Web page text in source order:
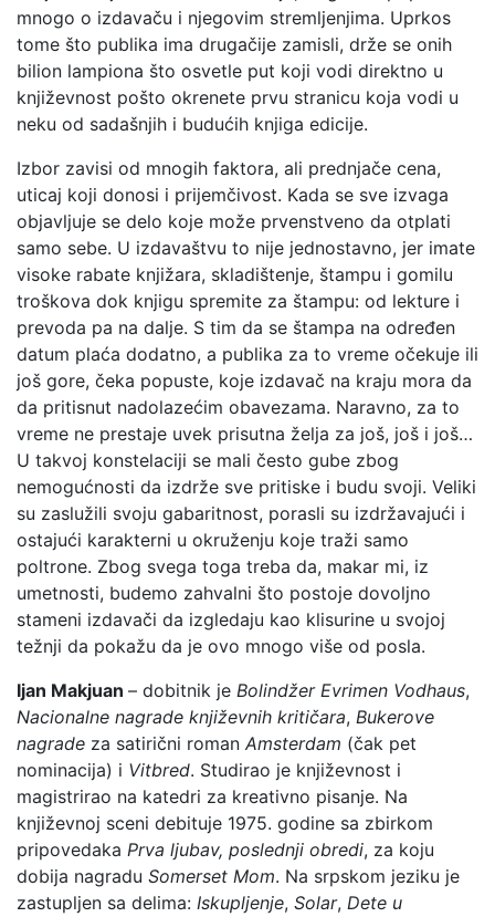
mnogo o izdavaču i njegovim stremljenjima. Uprkos
tome što publika ima drugačije zamisli, drže se onih
bilion lampiona što osvetle put koji vodi direktno u
književnost pošto okrenete prvu stranicu koja vodi u
neku od sadašnjih i budućih knjiga edicije.
Izbor zavisi od mnogih faktora, ali prednjače cena,
uticaj koji donosi i prijemčivost. Kada se sve izvaga
objavljuje se delo koje može prvenstveno da otplati
samo sebe. U izdavaštvu to nije jednostavno, jer imate
visoke rabate knjižara, skladištenje, štampu i gomilu
troškova dok knjigu spremite za štampu: od lekture i
prevoda pa na dalje. S tim da se štampa na određen
datum plaća dodatno, a publika za to vreme očekuje ili
još gore, čeka popuste, koje izdavač na kraju mora da
da pritisnut nadolazećim obavezama. Naravno, za to
vreme ne prestaje uvek prisutna želja za još, još i još…
U takvoj konstelaciji se mali često gube zbog
nemogućnosti da izdrže sve pritiske i budu svoji. Veliki
su zaslužili svoju gabaritnost, porasli su izdržavajući i
ostajući karakterni u okruženju koje traži samo
poltrone. Zbog svega toga treba da, makar mi, iz
umetnosti, budemo zahvalni što postoje dovoljno
stameni izdavači da izgledaju kao klisurine u svojoj
težnji da pokažu da je ovo mnogo više od posla.
Ijan Makjuan – dobitnik je Bolindžer Evrimen Vodhaus,
Nacionalne nagrade književnih kritičara, Bukerove
nagrade za satirični roman Amsterdam (čak pet
nominacija) i Vitbred. Studirao je književnost i
magistrirao na katedri za kreativno pisanje. Na
književnoj sceni debituje 1975. godine sa zbirkom
pripovedaka Prva ljubav, poslednji obredi, za koju
dobija nagradu Somerset Mom. Na srpskom jeziku je
zastupljen sa delima: Iskupljenje, Solar, Dete u